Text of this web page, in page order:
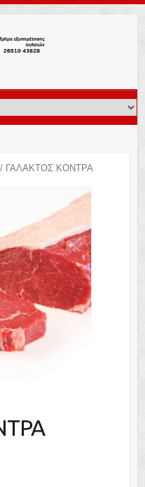
/ ΓΑΛΑΚΤΟΣ ΚΟΝΤΡΑ